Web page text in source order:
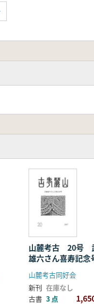
山麓考古 20号
雄六さん喜寿記念
山麓考古同好会
新刊 在庫なし
古書 3 点